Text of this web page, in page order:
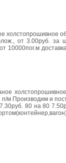
холстопрошивное
от 3.00руб. за
10000пог.м
м Производим и
80 на 80